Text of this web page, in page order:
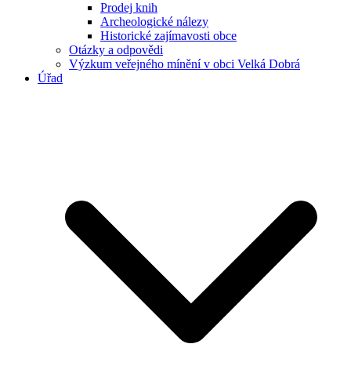
Prodej knih
Archeologické nálezy
Historické zajímavosti obce
Otázky a odpovědi
Výzkum veřejného mínění v obci Velká Dobrá
Úřad